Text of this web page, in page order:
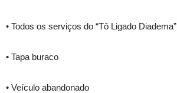
• Todos os serviços do “Tô Ligado Diadema”
• Tapa buraco
• Veículo abandonado